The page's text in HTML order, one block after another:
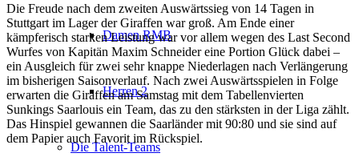
Damen RMB
Herren 2
Die Talent-Teams
Die Freude nach dem zweiten Auswärtssieg von 14 Tagen in
Stuttgart im Lager der Giraffen war groß. Am Ende einer
kämpferisch starken Leistung war vor allem wegen des Last Second
Wurfes von Kapitän Maxim Schneider eine Portion Glück dabei –
ein Ausgleich für zwei sehr knappe Niederlagen nach Verlängerung
im bisherigen Saisonverlauf. Nach zwei Auswärtsspielen in Folge
erwarten die Giraffen am Samstag mit dem Tabellenvierten
Sunkings Saarlouis ein Team, das zu den stärksten in der Liga zählt.
Das Hinspiel gewannen die Saarländer mit 90:80 und sie sind auf
dem Papier auch Favorit im Rückspiel.